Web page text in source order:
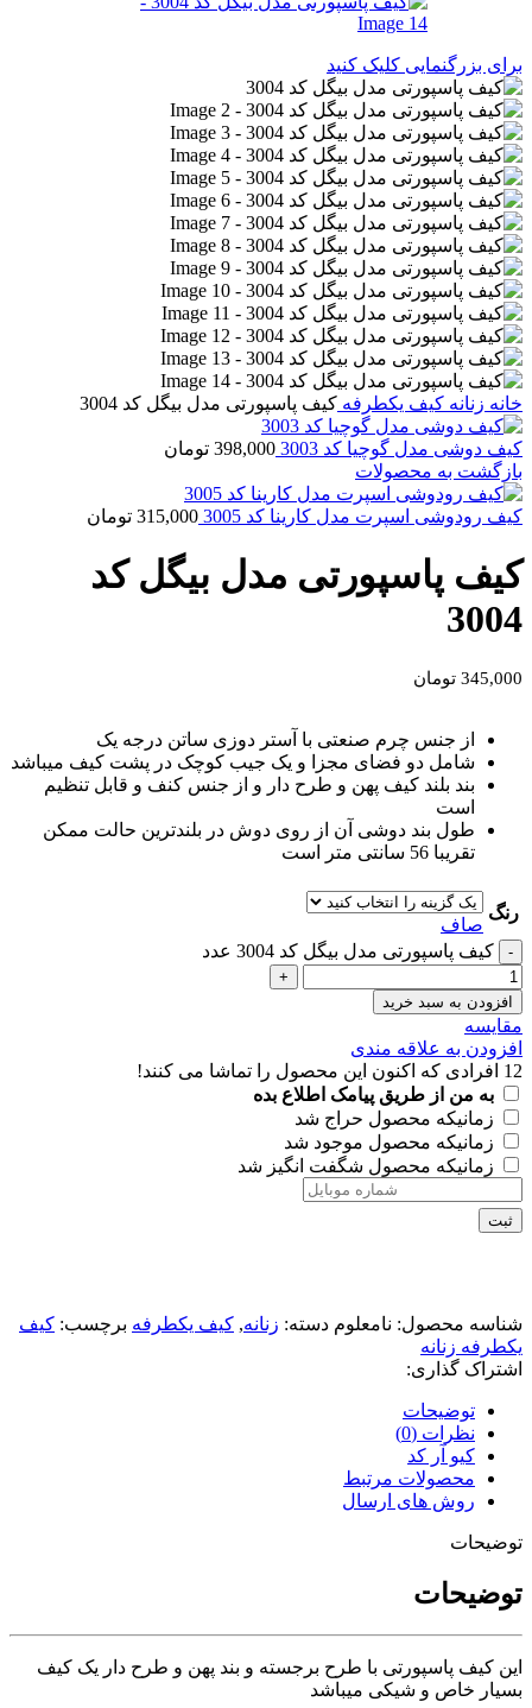
برای بزرگنمایی کلیک کنید
خانه زنانه کیف یکطرفه کیف پاسپورتی مدل بیگل کد 3004
کیف دوشی مدل گوچیا کد 3003 398,000 تومان
بازگشت به محصولات
کیف رودوشی اسپرت مدل کارینا کد 3005 315,000 تومان
کیف پاسپورتی مدل بیگل کد
3004
345,000 تومان
از جنس چرم صنعتی با آستر دوزی ساتن درجه یک
شامل دو فضای مجزا و یک جیب کوچک در پشت کیف میباشد
بند بلند کیف پهن و طرح دار و از جنس كنف و قابل تنظیم
است
طول بند دوشی آن از روی دوش در بلندترین حالت ممکن
تقریبا 56 سانتی متر است
رنگ
صاف
کیف پاسپورتی مدل بیگل کد 3004 عدد
افزودن به سبد خرید
مقايسه
افزودن به علاقه مندی
12 افرادی که اکنون این محصول را تماشا می کنند!
به من از طریق پیامک اطلاع بده
زمانیکه محصول حراج شد
زمانیکه محصول موجود شد
زمانیکه محصول شگفت انگیز شد
ثبت
شناسه محصول: نامعلوم دسته: زنانه, کیف یکطرفه برچسب: کیف
یکطرفه زنانه
اشتراک گذاری:
توضیحات
نظرات (0)
کیو آر کد
محصولات مرتبط
روش های ارسال
توضیحات
توضیحات
این کیف پاسپورتی با طرح برجسته و بند پهن و طرح دار یک کیف
بسیار خاص و شیکی میباشد